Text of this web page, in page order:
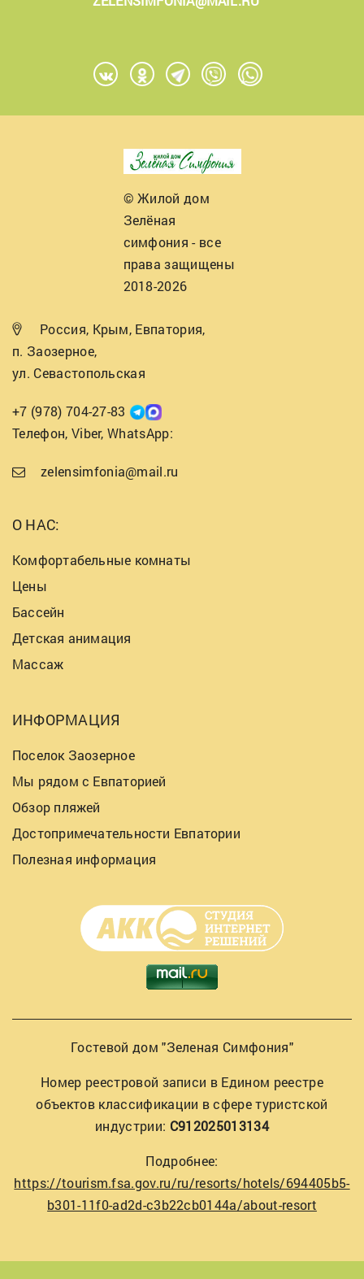
© Жилой дом
Зелёная
симфония - все
права защищены
2018-2026
Россия, Крым, Евпатория,
п. Заозерное,
ул. Севастопольская
+7 (978) 704-27-83
Телефон, Viber, WhatsApp:
zelensimfonia@mail.ru
О НАС:
Комфортабельные комнаты
Цены
Бассейн
Детская анимация
Массаж
ИНФОРМАЦИЯ
Поселок Заозерное
Мы рядом с Евпаторией
Обзор пляжей
Достопримечательности Евпатории
Полезная информация
Гостевой дом "Зеленая Симфония"
Номер реестровой записи в Едином реестре
объектов классификации в сфере туристской
индустрии: С912025013134
Подробнее:
https://tourism.fsa.gov.ru/ru/resorts/hotels/694405b5-
b301-11f0-ad2d-c3b22cb0144a/about-resort